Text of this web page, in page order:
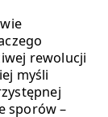
rewolucji
myśli
sporów –